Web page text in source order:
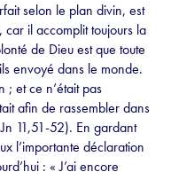
selon le plan divin, est
car il accomplit toujours la
de Dieu est que toute
envoyé dans le monde.
; et ce n’était pas
afin de rassembler dans
11,51-52). En gardant
l’importante déclaration
: « J’ai encore